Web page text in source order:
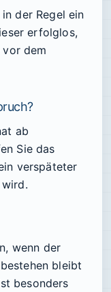
der Regel ein
erfolglos,
vor dem
ab
Sie das
verspäteter
wenn der
bleibt
besonders